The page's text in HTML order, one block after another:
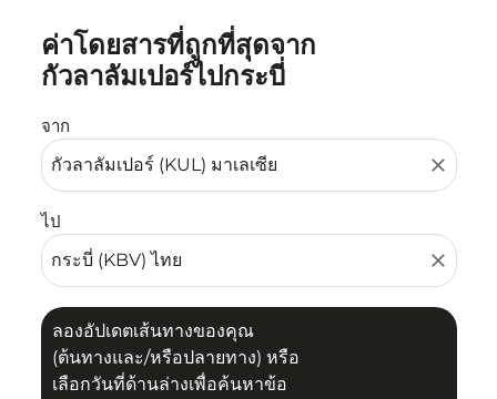
ค่าโดยสารที่ถูกที่สุดจาก
กัวลาลัมเปอร์ไปกระบี่
จาก
close
ไป
close
ลองอัปเดตเส้นทางของคุณ
(ต้นทางและ/หรือปลายทาง) หรือ
เลือกวันที่ด้านล่างเพื่อค้นหาข้อ
ลองอัปเดตเส้นทางของคุณ (ต้นทางและ/หรือปลายทาง) หรื